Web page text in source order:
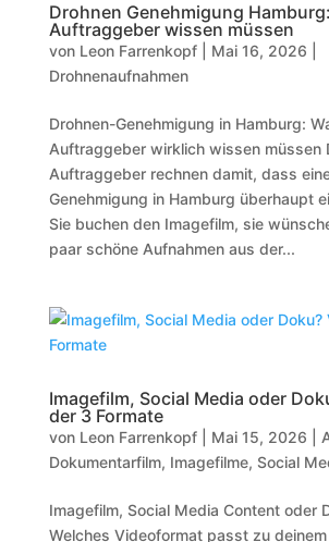
Drohnen Genehmigung
Auftraggeber wissen müssen
von Leon Farrenkopf| Mai 16, 2026
Drohnenaufnahmen
Drohnen-Genehmigung in Hamburg:
Auftraggeber wirklich wissen müssen
Auftraggeber rechnen damit, dass
Genehmigung in Hamburg überhaupt
Sie buchen den Imagefilm, sie
paar schöne Aufnahmen aus der...
Imagefilm, Social Media oder
der 3 Formate
von Leon Farrenkopf| Mai 15, 2026
Dokumentarfilm, Imagefilme, Social
Imagefilm, Social Media Content oder
Welches Videoformat passt zu deinem